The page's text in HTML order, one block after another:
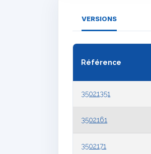
VERSIONS
Référence
35021351
3502161
3502171